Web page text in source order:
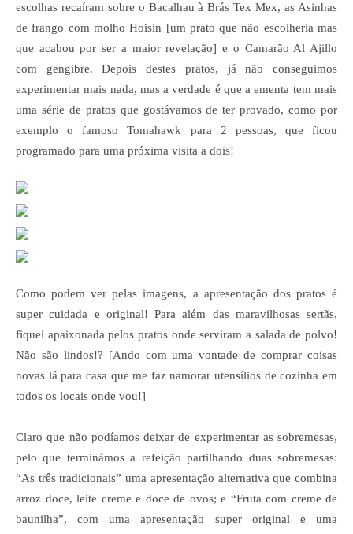
escolhas recaíram sobre o Bacalhau à Brás Tex Mex, as Asinhas
de frango com molho Hoisin [um prato que não escolheria mas
que acabou por ser a maior revelação] e o Camarão Al Ajillo
com gengibre. Depois destes pratos, já não conseguimos
experimentar mais nada, mas a verdade é que a ementa tem mais
uma série de pratos que gostávamos de ter provado, como por
exemplo o famoso Tomahawk para 2 pessoas, que ficou
programado para uma próxima visita a dois!
Como podem ver pelas imagens, a apresentação dos pratos é
super cuidada e original! Para além das maravilhosas sertãs,
fiquei apaixonada pelos pratos onde serviram a salada de polvo!
Não são lindos!? [Ando com uma vontade de comprar coisas
novas lá para casa que me faz namorar utensílios de cozinha em
todos os locais onde vou!]
Claro que não podíamos deixar de experimentar as sobremesas,
pelo que terminámos a refeição partilhando duas sobremesas:
“As três tradicionais” uma apresentação alternativa que combina
arroz doce, leite creme e doce de ovos; e “Fruta com creme de
baunilha”, com uma apresentação super original e uma